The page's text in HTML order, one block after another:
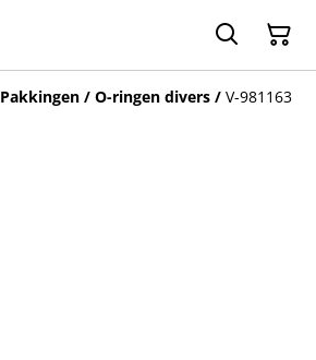
Pakkingen / O-ringen divers / V-981163